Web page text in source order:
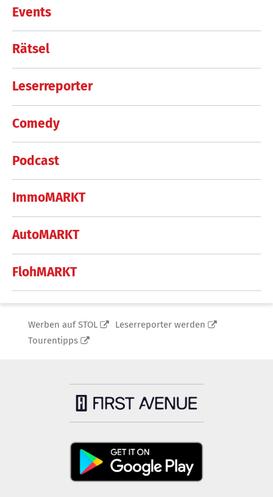
Events
Rätsel
Leserreporter
Comedy
Podcast
ImmoMARKT
AutoMARKT
FlohMARKT
Werben auf STOL
Leserreporter werden
Tourentipps